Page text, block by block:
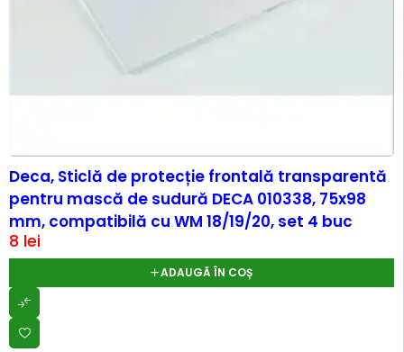
Deca, Sticlă de protecție frontală transparentă
pentru mască de sudură DECA 010338, 75x98
mm, compatibilă cu WM 18/19/20, set 4 buc
8 lei
ADAUGĂ ÎN COȘ